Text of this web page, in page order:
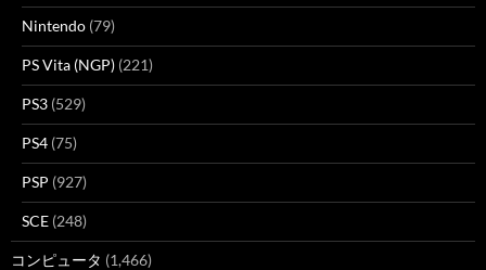
Nintendo (79)
PS Vita (NGP) (221)
PS3 (529)
PS4 (75)
PSP (927)
SCE (248)
コンピュータ (1,466)